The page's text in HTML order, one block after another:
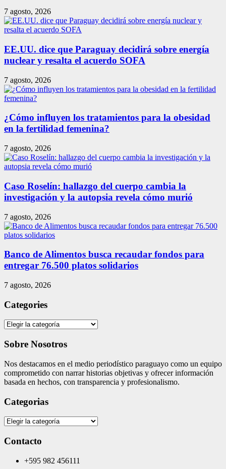
7 agosto, 2026
EE.UU. dice que Paraguay decidirá sobre energía
nuclear y resalta el acuerdo SOFA
7 agosto, 2026
¿Cómo influyen los tratamientos para la obesidad
en la fertilidad femenina?
7 agosto, 2026
Caso Roselín: hallazgo del cuerpo cambia la
investigación y la autopsia revela cómo murió
7 agosto, 2026
Banco de Alimentos busca recaudar fondos para
entregar 76.500 platos solidarios
7 agosto, 2026
Categories
Categories
Sobre Nosotros
Nos destacamos en el medio periodístico paraguayo como un equipo
comprometido con narrar historias objetivas y ofrecer información
basada en hechos, con transparencia y profesionalismo.
Categorias
Categorias
Contacto
+595 982 456111